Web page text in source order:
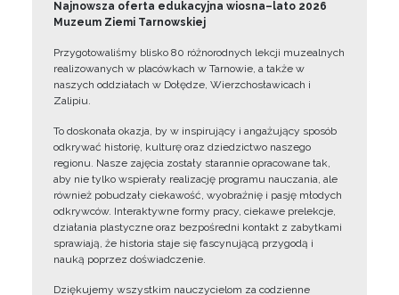
Najnowsza oferta edukacyjna wiosna–lato 2026
Muzeum Ziemi Tarnowskiej
Przygotowaliśmy blisko 80 różnorodnych lekcji muzealnych
realizowanych w placówkach w Tarnowie, a także w
naszych oddziałach w Dołędze, Wierzchosławicach i
Zalipiu.
To doskonała okazja, by w inspirujący i angażujący sposób
odkrywać historię, kulturę oraz dziedzictwo naszego
regionu. Nasze zajęcia zostały starannie opracowane tak,
aby nie tylko wspierały realizację programu nauczania, ale
również pobudzały ciekawość, wyobraźnię i pasję młodych
odkrywców. Interaktywne formy pracy, ciekawe prelekcje,
działania plastyczne oraz bezpośredni kontakt z zabytkami
sprawiają, że historia staje się fascynującą przygodą i
nauką poprzez doświadczenie.
Dziękujemy wszystkim nauczycielom za codzienne